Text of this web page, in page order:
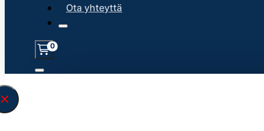
Ota yhteyttä
0